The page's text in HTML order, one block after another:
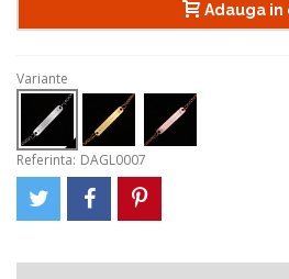
Adauga in
Variante
Referinta: DAGL0007